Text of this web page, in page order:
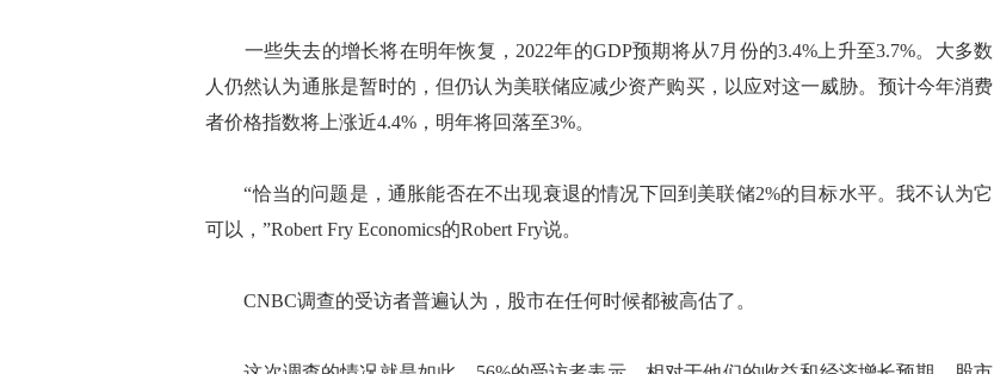
一些失去的增长将在明年恢复，2022年的GDP预期将从7月份的3.4%上升至3.7%。大多数
人仍然认为通胀是暂时的，但仍认为美联储应减少资产购买，以应对这一威胁。预计今年消费
者价格指数将上涨近4.4%，明年将回落至3%。
“恰当的问题是，通胀能否在不出现衰退的情况下回到美联储2%的目标水平。我不认为它
可以，”Robert Fry Economics的Robert Fry说。
CNBC调查的受访者普遍认为，股市在任何时候都被高估了。